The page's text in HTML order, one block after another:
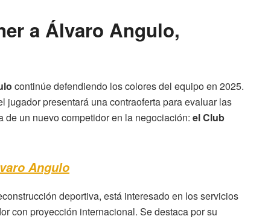
a Álvaro Angulo,
continúe defendiendo los colores del equipo en 2025.
jugador presentará una contraoferta para evaluar las
un nuevo competidor en la negociación: el Club
Angulo
deportiva, está interesado en los servicios
con proyección internacional. Se destaca por su